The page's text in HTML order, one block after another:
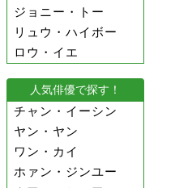
ジョニー・トー
リュウ・ハイボー
ロウ・イエ
人気俳優で探す！
チャン・イーシン
ヤン・ヤン
ワン・カイ
ホァン・ジンユー